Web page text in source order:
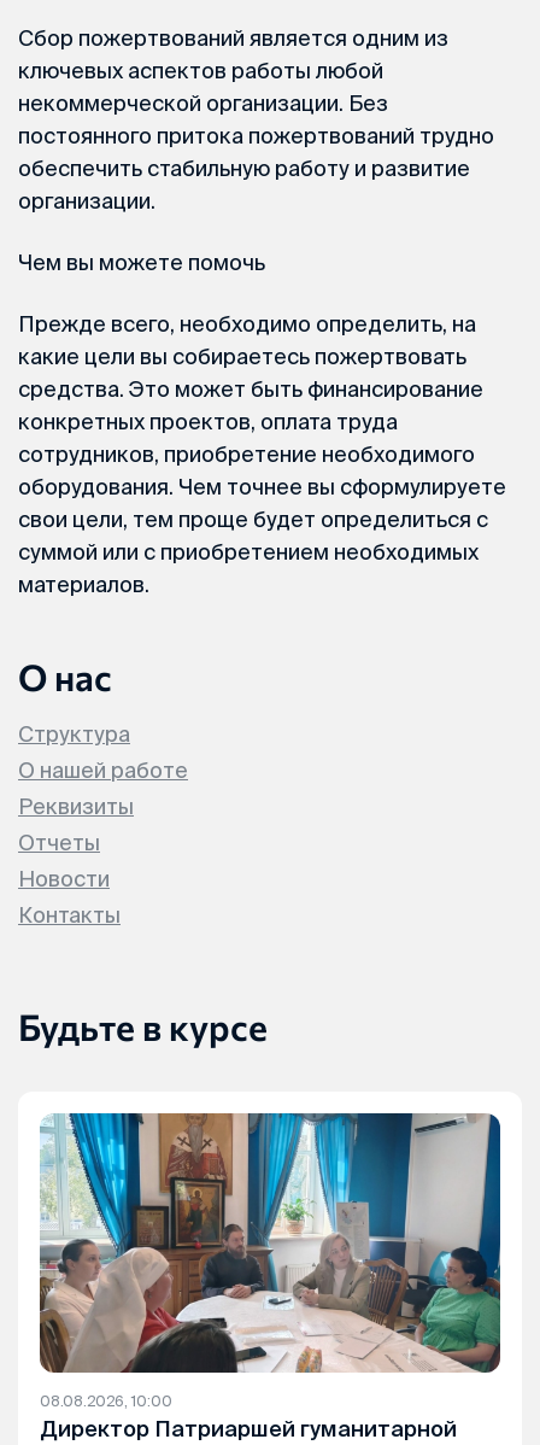
Сбор пожертвований является одним из
ключевых аспектов работы любой
некоммерческой организации. Без
постоянного притока пожертвований трудно
обеспечить стабильную работу и развитие
организации.
Чем вы можете помочь
Прежде всего, необходимо определить, на
какие цели вы собираетесь пожертвовать
средства. Это может быть финансирование
конкретных проектов, оплата труда
сотрудников, приобретение необходимого
оборудования. Чем точнее вы сформулируете
свои цели, тем проще будет определиться с
суммой или с приобретением необходимых
материалов.
О нас
Структура
О нашей работе
Реквизиты
Отчеты
Новости
Контакты
Будьте в курсе
08.08.2026, 10:00
Директор Патриаршей гуманитарной